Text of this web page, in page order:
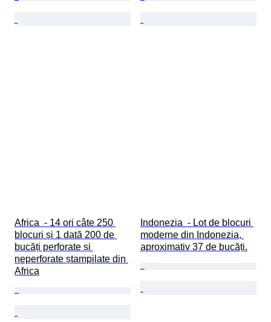
Africa  - 14 ori câte 250
blocuri și 1 dată 200 de
bucăți perforate și
neperforate ștampilate din
Africa
Indonezia  - Lot de blocuri
moderne din Indonezia,
aproximativ 37 de bucăți.